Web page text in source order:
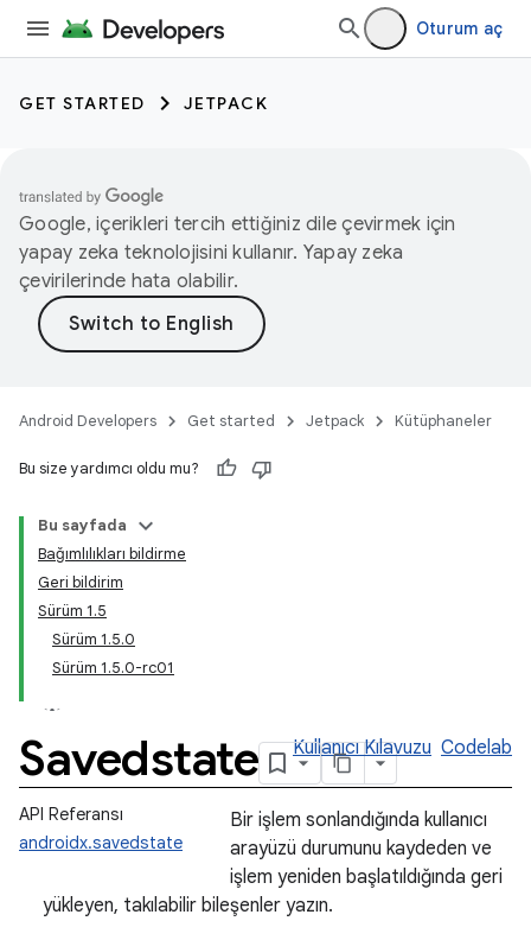
Oturum aç
GET STARTED JETPACK
Google, içerikleri tercih ettiğiniz dile çevirmek için
yapay zeka teknolojisini kullanır. Yapay zeka
çevirilerinde hata olabilir.
Android Developers Get started Jetpack Kütüphaneler
Bu size yardımcı oldu mu?
Bu sayfada
Bağımlılıkları bildirme
Geri bildirim
Sürüm 1.5
Sürüm 1.5.0
Sürüm 1.5.0-rc01
Savedstate Kullanıcı Kılavuzu Codelab
API Referansı
androidx.savedstate
Bir işlem sonlandığında kullanıcı
arayüzü durumunu kaydeden ve
işlem yeniden başlatıldığında geri
yükleyen, takılabilir bileşenler yazın.